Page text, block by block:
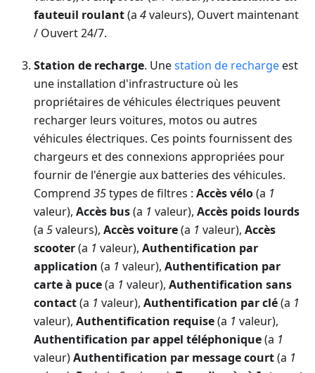
fauteuil roulant(a 4valeurs), Ouvert maintenant
/ Ouvert 24/7.
Station de recharge. Unestation de rechargeest
une installation d'infrastructure où les
propriétaires de véhicules électriques peuvent
recharger leurs voitures, motos ou autres
véhicules électriques. Ces points fournissent des
chargeurs et des connexions appropriées pour
fournir de l'énergie aux batteries des véhicules.
Comprend 35types de filtres : Accès vélo(a 1
valeur), Accès bus(a 1 valeur), Accès poids lourds
(a 5valeurs), Accès voiture(a 1 valeur), Accès
scooter(a 1 valeur), Authentification par
application (a 1 valeur), Authentification par
carte à puce(a 1 valeur), Authentification sans
contact(a 1 valeur), Authentification par clé(a 1
valeur), Authentification requise(a 1 valeur),
Authentification par appel téléphonique(a 1
valeur)Authentification par message court(a 1